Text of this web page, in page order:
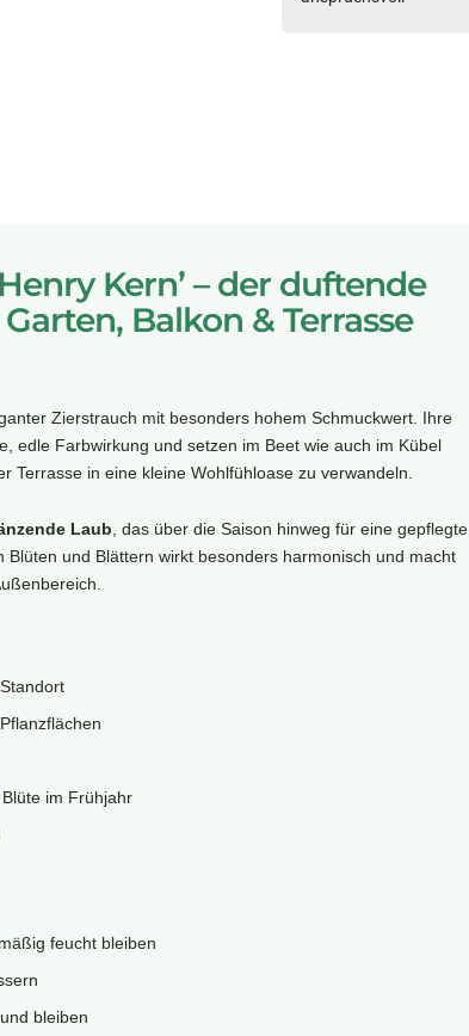
Kern’ – der duftende
Balkon & Terrasse
Zierstrauch mit besonders hohem Schmuckwert. Ihre
edle Farbwirkung und setzen im Beet wie auch im Kübel
Terrasse in eine kleine Wohlfühloase zu verwandeln.
Laub , das über die Saison hinweg für eine gepflegte,
und Blättern wirkt besonders harmonisch und macht
im Frühjahr
feucht bleiben
bleiben